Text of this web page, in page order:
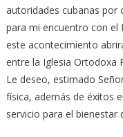
autoridades cubanas por
para mi encuentro con el
este acontecimiento
entre la Iglesia Ortodoxa
Le deseo, estimado
física, además de éxitos
servicio para el bienestar